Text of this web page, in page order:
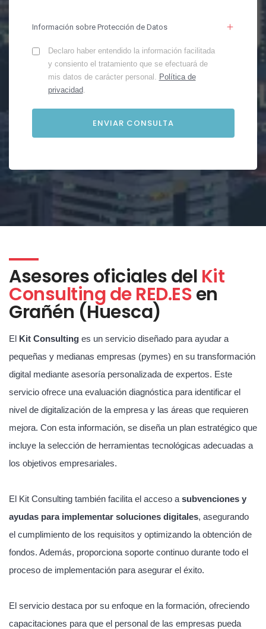
Información sobre Protección de Datos
Declaro haber entendido la información facilitada
y consiento el tratamiento que se efectuará de
mis datos de carácter personal. Política de
privacidad.
Asesores oficiales del Kit
Consulting de RED.ESen
Grañén (Huesca)
El Kit Consulting es un servicio diseñado para ayudar a
pequeñas y medianas empresas (pymes) en su transformación
digital mediante asesoría personalizada de expertos. Este
servicio ofrece una evaluación diagnóstica para identificar el
nivel de digitalización de la empresa y las áreas que requieren
mejora. Con esta información, se diseña un plan estratégico que
incluye la selección de herramientas tecnológicas adecuadas a
los objetivos empresariales.
El Kit Consulting también facilita el acceso a subvenciones y
ayudas para implementar soluciones digitales, asegurando
el cumplimiento de los requisitos y optimizando la obtención de
fondos. Además, proporciona soporte continuo durante todo el
proceso de implementación para asegurar el éxito.
El servicio destaca por su enfoque en la formación, ofreciendo
capacitaciones para que el personal de las empresas pueda